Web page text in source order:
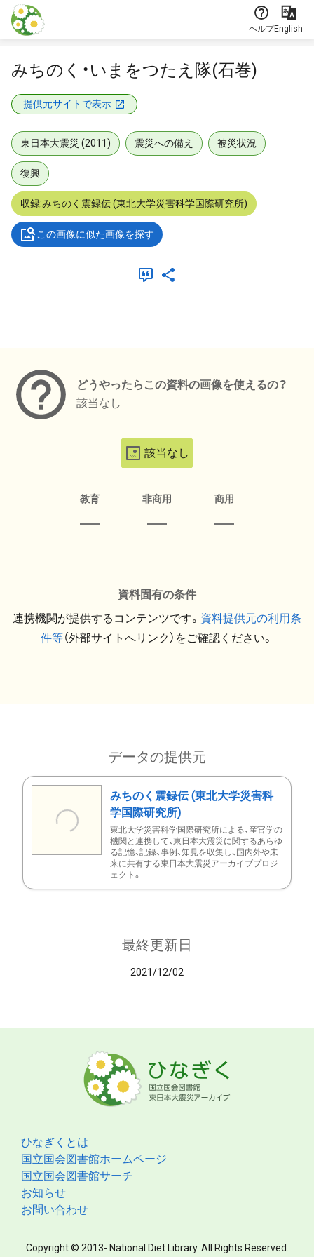
本文に飛ぶ
ヘルプEnglish
みちのく・いまをつたえ隊(石巻)
提供元サイトで表示
東日本大震災 (2011) 震災への備え 被災状況
復興
収録:みちのく震録伝 (東北大学災害科学国際研究所)
この画像に似た画像を探す
どうやったらこの資料の画像を使えるの？
該当なし
該当なし
教育 非商用 商用
資料固有の条件
連携機関が提供するコンテンツです。 資料提供元の利用条
件等（外部サイトへリンク）をご確認ください。
データの提供元
みちのく震録伝 (東北大学災害科
学国際研究所)
東北大学災害科学国際研究所による、産官学の
機関と連携して、東日本大震災に関するあらゆ
る記憶、記録、事例、知見を収集し、国内外や未
来に共有する東日本大震災アーカイブプロジ
ェクト。
最終更新日
2021/12/02
ひなぎくとは
国立国会図書館ホームページ
国立国会図書館サーチ
お知らせ
お問い合わせ
Copyright © 2013- National Diet Library. All Rights Reserved.